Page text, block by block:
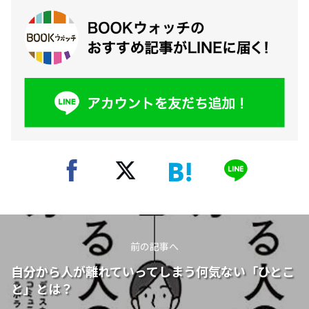
前の記事へ
自分から人が離れていってしまう何気ない「ひとこ
と」とは？